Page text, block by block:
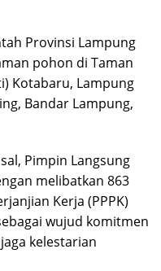
Provinsi Lampung
pohon di Taman
Kotabaru, Lampung
Bandar Lampung,
Pimpin Langsung
melibatkan 863
Kerja (PPPK)
wujud komitmen
kelestarian